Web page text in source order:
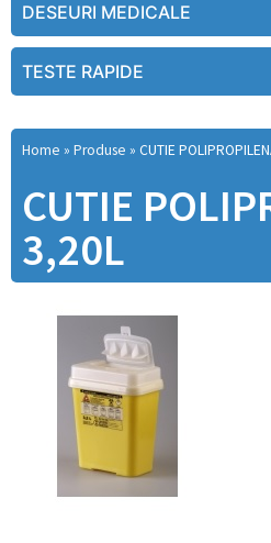
DESEURI MEDICALE
TESTE RAPIDE
Home » Produse » CUTIE
CUTIE
3,20L